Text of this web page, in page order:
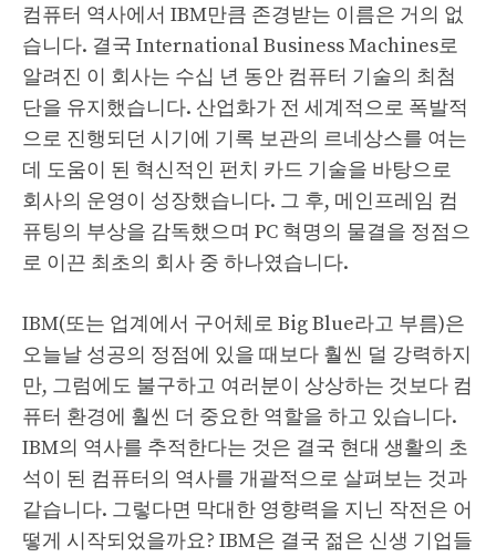
컴퓨터 역사에서 IBM만큼 존경받는 이름은 거의 없
습니다. 결국 International Business Machines로
알려진 이 회사는 수십 년 동안 컴퓨터 기술의 최첨
단을 유지했습니다. 산업화가 전 세계적으로 폭발적
으로 진행되던 시기에 기록 보관의 르네상스를 여는
데 도움이 된 혁신적인 펀치 카드 기술을 바탕으로
회사의 운영이 성장했습니다. 그 후, 메인프레임 컴
퓨팅의 부상을 감독했으며 PC 혁명의 물결을 정점으
로 이끈 최초의 회사 중 하나였습니다.
IBM(또는 업계에서 구어체로 Big Blue라고 부름)은
오늘날 성공의 정점에 있을 때보다 훨씬 덜 강력하지
만, 그럼에도 불구하고 여러분이 상상하는 것보다 컴
퓨터 환경에 훨씬 더 중요한 역할을 하고 있습니다.
IBM의 역사를 추적한다는 것은 결국 현대 생활의 초
석이 된 컴퓨터의 역사를 개괄적으로 살펴보는 것과
같습니다. 그렇다면 막대한 영향력을 지닌 작전은 어
떻게 시작되었을까요? IBM은 결국 젊은 신생 기업들